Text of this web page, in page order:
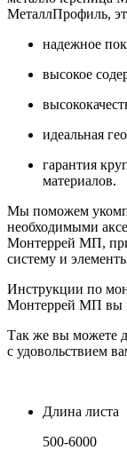
МеталлПрофиль,
надежное
высокое
идеальная
гарантия
материалов.
Мы поможем
необходимыми
Монтеррей МП,
систему и
Инструкции по
Монтеррей МП вы
Так же вы можете
с удовольствием
Длина листа
500-6000